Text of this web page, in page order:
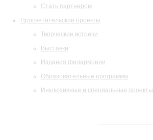
Стать партнером
Просветительские проекты
Творческие встречи
Выставки
Издания филармонии
Образовательные программы
Инклюзивные и специальные проекты